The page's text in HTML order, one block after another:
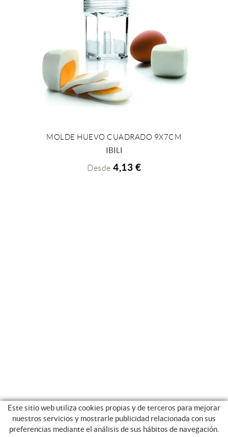
+ INFO
MOLDE HUEVO CUADRADO 9X7CM
IBILI
Desde 4,13 €
Este sitio web utiliza cookies propias y de terceros para mejorar
nuestros servicios y mostrarle publicidad relacionada con sus
preferencias mediante el análisis de sus hábitos de navegación.